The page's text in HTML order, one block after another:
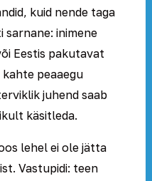
kuid nende taga
sarnane: inimene
Eestis pakutavat
kahte peaaegu
juhend saab
käsitleda.
lehel ei ole jätta
Vastupidi: teen